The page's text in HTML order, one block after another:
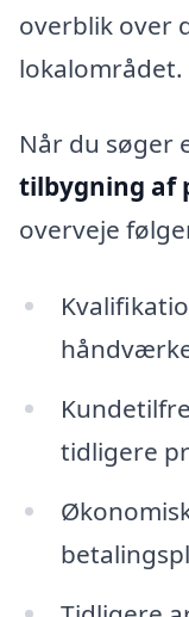
overblik over
lokalområdet.
Når du søger
tilbygning af
overveje
tidligere